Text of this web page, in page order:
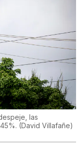
las
(David Villafañe)